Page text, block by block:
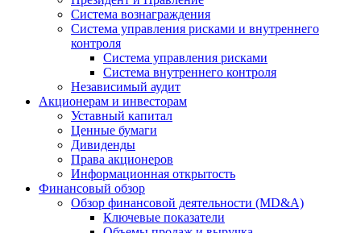
Система вознаграждения
Система управления рисками и внутреннего
контроля
Система управления рисками
Система внутреннего контроля
Независимый аудит
Акционерам и инвесторам
Уставный капитал
Ценные бумаги
Дивиденды
Права акционеров
Информационная открытость
Финансовый обзор
Обзор финансовой деятельности (MD&A)
Ключевые показатели